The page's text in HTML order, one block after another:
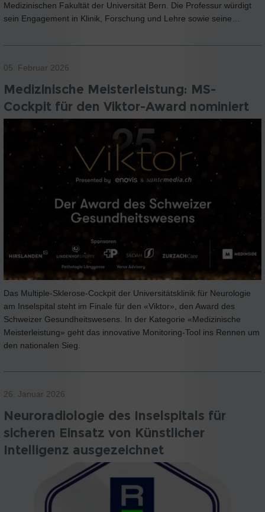
Medizinischen Fakultät der Universität Bern. Die Professur würdigt
sein Engagement in Klinik, Forschung und Lehre sowie seine…
05. Februar 2026
Medizinische Meisterleistung: MS-
Cockpit für den Viktor-Award nominiert
Das Multiple-Sklerose-Cockpit der Universitätsklinik für Neurologie
am Inselspital steht im Finale für den «Viktor», den Award des
Schweizer Gesundheitswesens. In der Kategorie «Medizinische
Meisterleistung» geht das innovative Monitoring-Tool ins Rennen um
den nationalen Sieg.
26. Januar 2026
Neuroradiologie des Inselspitals für
sicheren Einsatz von Künstlicher
Intelligenz ausgezeichnet